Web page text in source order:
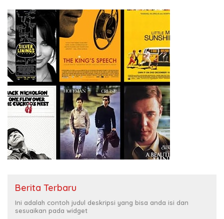
Berita Terbaru
Ini adalah contoh judul deskripsi yang bisa anda isi dan
sesuaikan pada widget